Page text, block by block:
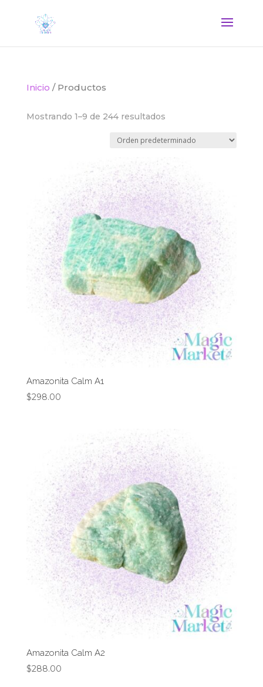
Inicio / Productos
Mostrando 1–9 de 244 resultados
Amazonita Calm A1
$298.00
Amazonita Calm A2
$288.00